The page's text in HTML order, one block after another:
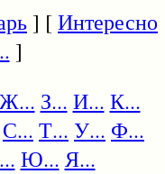
] [Интересно
]
Ж... З... И... К...
С... Т... У... Ф...
Ю... Я...